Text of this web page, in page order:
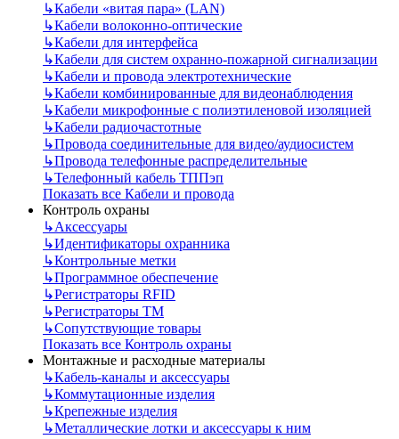
↳Кабели «витая пара» (LAN)
↳Кабели волоконно-оптические
↳Кабели для интерфейса
↳Кабели для систем охранно-пожарной сигнализации
↳Кабели и провода электротехнические
↳Кабели комбинированные для видеонаблюдения
↳Кабели микрофонные с полиэтиленовой изоляцией
↳Кабели радиочастотные
↳Провода соединительные для видео/аудиосистем
↳Провода телефонные распределительные
↳Телефонный кабель ТППэп
Показать все Кабели и провода
Контроль охраны
↳Аксессуары
↳Идентификаторы охранника
↳Контрольные метки
↳Программное обеспечение
↳Регистраторы RFID
↳Регистраторы ТМ
↳Сопутствующие товары
Показать все Контроль охраны
Монтажные и расходные материалы
↳Кабель-каналы и аксессуары
↳Коммутационные изделия
↳Крепежные изделия
↳Металлические лотки и аксессуары к ним